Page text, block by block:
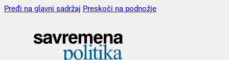
Pređi na glavni sadržaj Preskoči na podnožje